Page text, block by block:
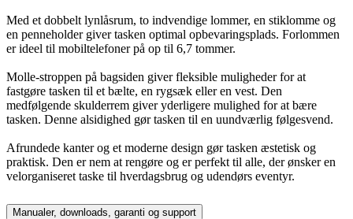
Med et dobbelt lynlåsrum, to indvendige lommer, en stiklomme og
en penneholder giver tasken optimal opbevaringsplads. Forlommen
er ideel til mobiltelefoner på op til 6,7 tommer.
Molle-stroppen på bagsiden giver fleksible muligheder for at
fastgøre tasken til et bælte, en rygsæk eller en vest. Den
medfølgende skulderrem giver yderligere mulighed for at bære
tasken. Denne alsidighed gør tasken til en uundværlig følgesvend.
Afrundede kanter og et moderne design gør tasken æstetisk og
praktisk. Den er nem at rengøre og er perfekt til alle, der ønsker en
velorganiseret taske til hverdagsbrug og udendørs eventyr.
Manualer, downloads, garanti og support